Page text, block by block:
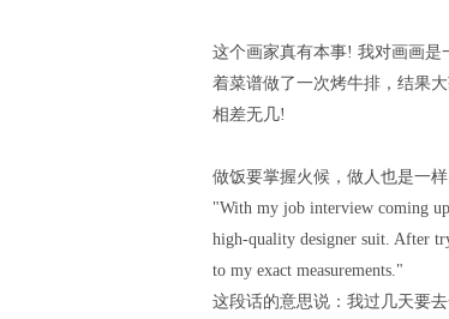
这个画家真有本事! 我对画画是
着菜谱做了一次烤牛排，结果
相差无几!
做饭要掌握火候，做人也是一
"With my job interview coming
high-quality designer suit. After
to my exact measurements."
这段话的意思说：我过几天要